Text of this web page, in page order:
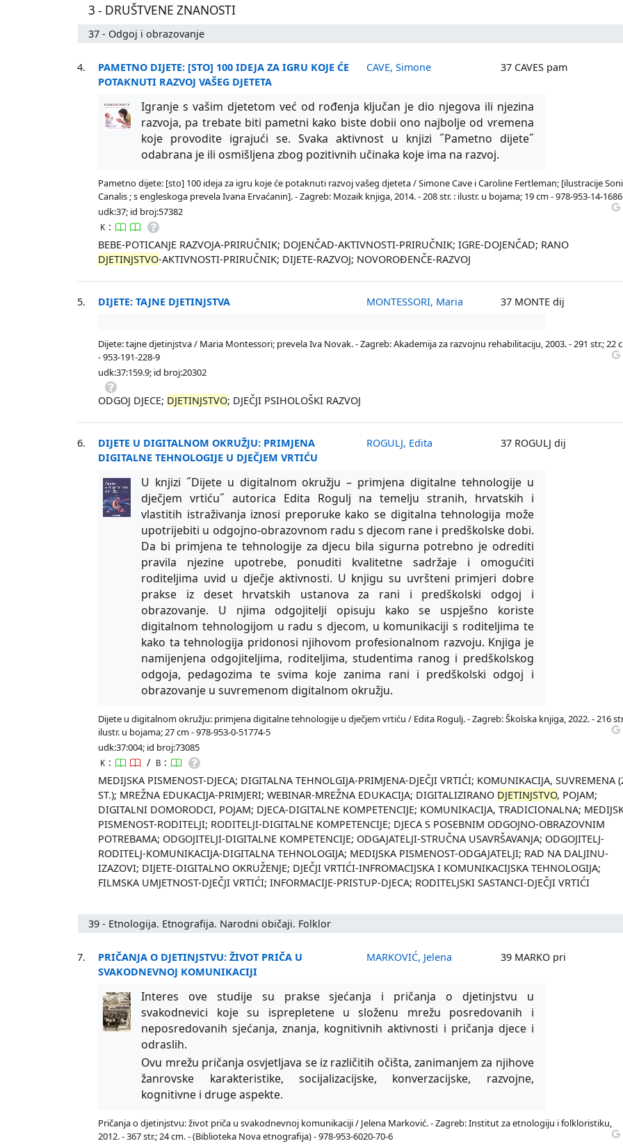
3 - DRUŠTVENE ZNANOSTI
37 - Odgoj i obrazovanje
4.
PAMETNO DIJETE: [STO] 100 IDEJA ZA IGRU KOJE ĆE
POTAKNUTI RAZVOJ VAŠEG DJETETA
CAVE, Simone 37 CAVES pam
Igranje s vašim djetetom već od rođenja ključan je dio njegova ili njezina
razvoja, pa trebate biti pametni kako biste dobii ono najbolje od vremena
koje provodite igrajući se. Svaka aktivnost u knjizi ˝Pametno dijete˝
odabrana je ili osmišljena zbog pozitivnih učinaka koje ima na razvoj.
Pametno dijete: [sto] 100 ideja za igru koje će potaknuti razvoj vašeg djeteta / Simone Cave i Caroline Fertleman; [ilustracije
Canalis ; s engleskoga prevela Ivana Ervaćanin]. - Zagreb: Mozaik knjiga, 2014. - 208 str. : ilustr. u bojama; 19 cm - 978-953-14-
udk:37; id broj:57382
K :
BEBE-POTICANJE RAZVOJA-PRIRUČNIK; DOJENČAD-AKTIVNOSTI-PRIRUČNIK; IGRE-DOJENČAD; RANO
DJETINJSTVO-AKTIVNOSTI-PRIRUČNIK; DIJETE-RAZVOJ; NOVOROĐENČE-RAZVOJ
5. DIJETE: TAJNE DJETINJSTVA MONTESSORI, Maria 37 MONTE dij
Dijete: tajne djetinjstva / Maria Montessori; prevela Iva Novak. - Zagreb: Akademija za razvojnu rehabilitaciju, 2003. - 291 str.; 22
- 953-191-228-9
udk:37:159.9; id broj:20302
ODGOJ DJECE; DJETINJSTVO; DJEČJI PSIHOLOŠKI RAZVOJ
6.
DIJETE U DIGITALNOM OKRUŽJU: PRIMJENA
DIGITALNE TEHNOLOGIJE U DJEČJEM VRTIĆU
ROGULJ, Edita 37 ROGULJ dij
U knjizi ˝Dijete u digitalnom okružju – primjena digitalne tehnologije u
dječjem vrtiću˝ autorica Edita Rogulj na temelju stranih, hrvatskih i
vlastitih istraživanja iznosi preporuke kako se digitalna tehnologija može
upotrijebiti u odgojno-obrazovnom radu s djecom rane i predškolske dobi.
Da bi primjena te tehnologije za djecu bila sigurna potrebno je odrediti
pravila njezine upotrebe, ponuditi kvalitetne sadržaje i omogućiti
roditeljima uvid u dječje aktivnosti. U knjigu su uvršteni primjeri dobre
prakse iz deset hrvatskih ustanova za rani i predškolski odgoj i
obrazovanje. U njima odgojitelji opisuju kako se uspješno koriste
digitalnom tehnologijom u radu s djecom, u komunikaciji s roditeljima te
kako ta tehnologija pridonosi njihovom profesionalnom razvoju. Knjiga je
namijenjena odgojiteljima, roditeljima, studentima ranog i predškolskog
odgoja, pedagozima te svima koje zanima rani i predškolski odgoj i
obrazovanje u suvremenom digitalnom okružju.
Dijete u digitalnom okružju: primjena digitalne tehnologije u dječjem vrtiću / Edita Rogulj. - Zagreb: Školska knjiga, 2022. - 216
ilustr. u bojama; 27 cm - 978-953-0-51774-5
udk:37:004; id broj:73085
K : / B :
MEDIJSKA PISMENOST-DJECA; DIGITALNA TEHNOLGIJA-PRIMJENA-DJEČJI VRTIĆI; KOMUNIKACIJA, SUVREMENA
ST.); MREŽNA EDUKACIJA-PRIMJERI; WEBINAR-MREŽNA EDUKACIJA; DIGITALIZIRANO DJETINJSTVO, POJAM;
DIGITALNI DOMORODCI, POJAM; DJECA-DIGITALNE KOMPETENCIJE; KOMUNIKACIJA, TRADICIONALNA;
PISMENOST-RODITELJI; RODITELJI-DIGITALNE KOMPETENCIJE; DJECA S POSEBNIM ODGOJNO-OBRAZOVNIM
POTREBAMA; ODGOJITELJI-DIGITALNE KOMPETENCIJE; ODGAJATELJI-STRUČNA USAVRŠAVANJA; ODGOJITELJ-
RODITELJ-KOMUNIKACIJA-DIGITALNA TEHNOLOGIJA; MEDIJSKA PISMENOST-ODGAJATELJI; RAD NA DALJINU-
IZAZOVI; DIJETE-DIGITALNO OKRUŽENJE; DJEČJI VRTIĆI-INFROMACIJSKA I KOMUNIKACIJSKA TEHNOLOGIJA;
FILMSKA UMJETNOST-DJEČJI VRTIĆI; INFORMACIJE-PRISTUP-DJECA; RODITELJSKI SASTANCI-DJEČJI VRTIĆI
39 - Etnologija. Etnografija. Narodni običaji. Folklor
7.
PRIČANJA O DJETINJSTVU: ŽIVOT PRIČA U
SVAKODNEVNOJ KOMUNIKACIJI
MARKOVIĆ, Jelena 39 MARKO pri
Interes ove studije su prakse sjećanja i pričanja o djetinjstvu u
svakodnevici koje su isprepletene u složenu mrežu posredovanih i
neposredovanih sjećanja, znanja, kognitivnih aktivnosti i pričanja djece i
odraslih.
Ovu mrežu pričanja osvjetljava se iz različitih očišta, zanimanjem za njihove
žanrovske karakteristike, socijalizacijske, konverzacijske, razvojne,
kognitivne i druge aspekte.
Pričanja o djetinjstvu: život priča u svakodnevnoj komunikaciji / Jelena Marković. - Zagreb: Institut za etnologiju i folkloristiku,
2012. - 367 str.; 24 cm. - (Biblioteka Nova etnografija) - 978-953-6020-70-6